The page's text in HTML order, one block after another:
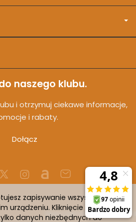
naszego klubu.
i otrzymuj ciekawe informacje,
i rabaty.
Dołącz
Sklep internetowy SOTESHOP AI
zapisywanie wszystkich
urządzeniu. Kliknięcie “Odmowa”
danych niezbędnych do